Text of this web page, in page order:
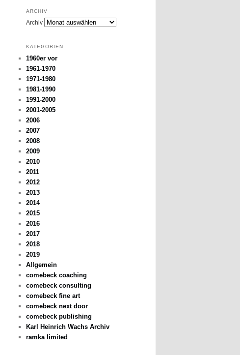
ARCHIV
Archiv
KATEGORIEN
1960er vor
1961-1970
1971-1980
1981-1990
1991-2000
2001-2005
2006
2007
2008
2009
2010
2011
2012
2013
2014
2015
2016
2017
2018
2019
Allgemein
comebeck coaching
comebeck consulting
comebeck fine art
comebeck next door
comebeck publishing
Karl Heinrich Wachs Archiv
ramka limited